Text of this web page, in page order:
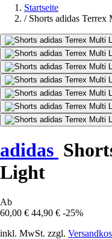
Startseite
/ Shorts adidas
adidas
Light
Ab
60,00 € 44,90 € -25%
inkl. MwSt. zzgl.